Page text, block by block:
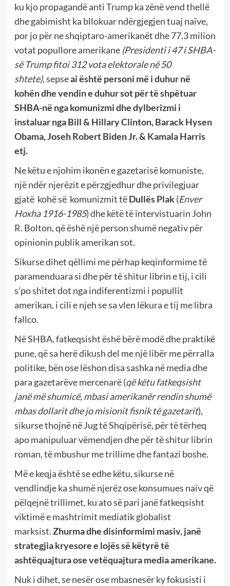
ku kjo propagandë anti Trump ka zënë vend thellë
dhe gabimisht ka bllokuar ndërgjegjen tuaj naïve,
por jo për ne shqiptaro-amerikanët dhe 77.3 milion
votat popullore amerikane (Presidenti i 47 i SHBA-
së Trump fitoi 312 vota elektorale në 50
shtete),sepseai është personi më i duhur në
kohën dhe vendin e duhur sot për të shpëtuar
SHBA-në nga komunizmi dhe dylberizmi i
instaluar nga Bill & Hillary Clinton, Barack Hysen
Obama, Joseh Robert Biden Jr. & Kamala Harris
etj.
Ne këtu e njohim ikonën e gazetarisë komuniste,
një ndër njerëzit e përzgjedhur dhe privilegjuar
gjatë kohë së komunizmit tëDullës Plak(Enver
Hoxha 1916-1985) dhe këtë të intervistuarin John
R. Bolton, që ëshë një person shumë negativ për
opinionin publik amerikan sot.
Sikurse dihet qëllimi me përhap keqinformime të
paramenduara si dhe për të shitur librin e tij, i cili
s’po shitet dot nga indiferentizmi i popullit
amerikan, i cili e njeh se sa vlen lëkura e tij me libra
fallco.
Në SHBA, fatkeqsisht ëshë bërë modë dhe praktikë
pune, që sa herë dikush del me një libër me përralla
politike, bën ose lëshon disa sashka në media dhe
para gazetarëve mercenarë (që këtu fatkeqsisht
janë më shumicë, mbasi amerikanër rendin shumë
mbas dollarit dhe jo misionit fisnik të gazetarit),
sikurse thojnë në Jug të Shqipërisë, për të tërheq
apo manipuluar vëmendjen dhe për të shitur librin
roman, të mbushur me trillime dhe fantazi boshe.
Më e keqja është se edhe këtu, sikurse në
vendlindje ka shumë njerëz ose konsumues naiv që
pëlqejnë trillimet, ku ato së pari janë fatkeqsisht
viktimë e mashtrimit mediatik globalist
marksist.Zhurma dhe disinformimi masiv, janë
strategjia kryesore e lojës së këtyrë të
ashtëquajtura ose vetëquajtura media amerikane.
Nuk i dihet, se nesër ose mbasnesër ky fokusisti i